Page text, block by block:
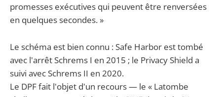
promesses exécutives qui peuvent être renversées
en quelques secondes. »
Le schéma est bien connu : Safe Harbor est tombé
avec l'arrêt Schrems I en 2015 ; le Privacy Shield a
suivi avec Schrems II en 2020.
Le DPF fait l'objet d'un recours — le « Latombe